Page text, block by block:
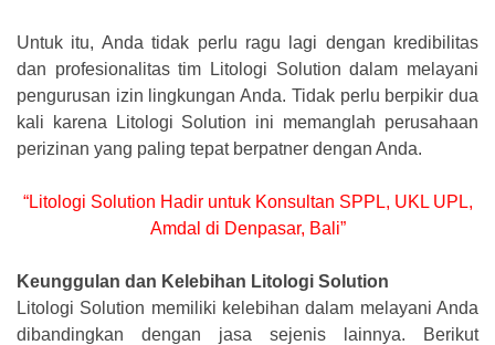
Untuk itu, Anda tidak perlu ragu lagi dengan kredibilitas
dan profesionalitas tim Litologi Solution dalam melayani
pengurusan izin lingkungan Anda. Tidak perlu berpikir dua
kali karena Litologi Solution ini memanglah perusahaan
perizinan yang paling tepat berpatner dengan Anda.
“Litologi Solution Hadir untuk Konsultan SPPL, UKL UPL,
Amdal di Denpasar, Bali”
Keunggulan dan Kelebihan Litologi Solution
Litologi Solution memiliki kelebihan dalam melayani Anda
dibandingkan dengan jasa sejenis lainnya. Berikut